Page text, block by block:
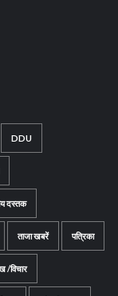
DDU
दस्तक
ताजा खबरें पत्रिका
/विचार